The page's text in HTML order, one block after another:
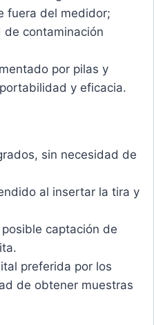
fuera del medidor;
de contaminación
por pilas y
y eficacia.
sin necesidad de
al insertar la tira y
captación de
preferida por los
de obtener muestras